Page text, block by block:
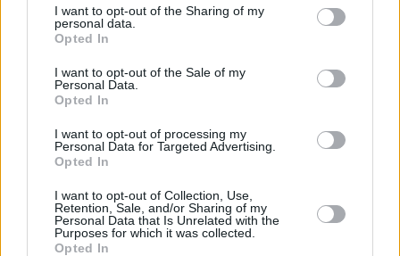
I want to opt-out of the Sharing of my
personal data.
Opted In
I want to opt-out of the Sale of my
Personal Data.
Opted In
I want to opt-out of processing my
Personal Data for Targeted Advertising.
Opted In
I want to opt-out of Collection, Use,
Retention, Sale, and/or Sharing of my
Personal Data that Is Unrelated with the
Purposes for which it was collected.
Opted In